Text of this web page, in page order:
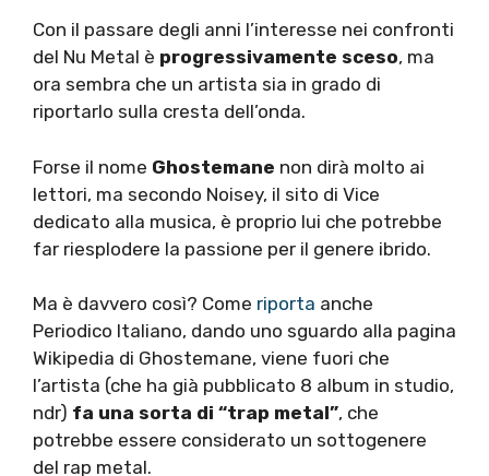
Con il passare degli anni l’interesse nei confronti
del Nu Metal è progressivamente sceso, ma
ora sembra che un artista sia in grado di
riportarlo sulla cresta dell’onda.
Forse il nome Ghostemane non dirà molto ai
lettori, ma secondo Noisey, il sito di Vice
dedicato alla musica, è proprio lui che potrebbe
far riesplodere la passione per il genere ibrido.
Ma è davvero così? Come riporta anche
Periodico Italiano, dando uno sguardo alla pagina
Wikipedia di Ghostemane, viene fuori che
l’artista (che ha già pubblicato 8 album in studio,
ndr) fa una sorta di “trap metal”, che
potrebbe essere considerato un sottogenere
del rap metal.